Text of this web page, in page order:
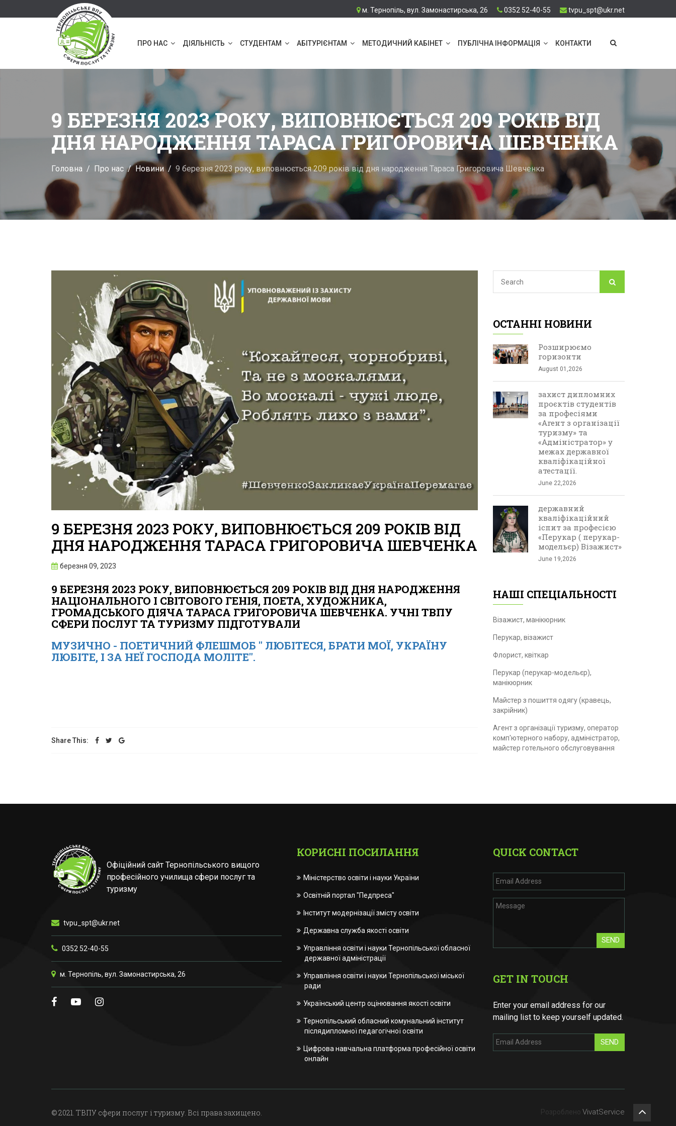
м. Тернопіль, вул. Замонастирська, 26 0352 52-40-55 tvpu_spt@ukr.net
ПРО НАС ДІЯЛЬНІСТЬ СТУДЕНТАМ АБІТУРІЄНТАМ МЕТОДИЧНИЙ КАБІНЕТ ПУБЛІЧНА ІНФОРМАЦІЯ КОНТАКТИ
9 БЕРЕЗНЯ 2023 РОКУ, ВИПОВНЮЄТЬСЯ 209 РОКІВ ВІД
ДНЯ НАРОДЖЕННЯ ТАРАСА ГРИГОРОВИЧА ШЕВЧЕНКА
Головна Про нас Новини 9 березня 2023 року, виповнюється 209 років від дня народження Тараса Григоровича Шевченка
9 БЕРЕЗНЯ 2023 РОКУ, ВИПОВНЮЄТЬСЯ 209 РОКІВ ВІД
ДНЯ НАРОДЖЕННЯ ТАРАСА ГРИГОРОВИЧА ШЕВЧЕНКА
березня 09, 2023
9 БЕРЕЗНЯ 2023 РОКУ, ВИПОВНЮЄТЬСЯ 209 РОКІВ ВІД ДНЯ НАРОДЖЕННЯ
НАЦІОНАЛЬНОГО І СВІТОВОГО ГЕНІЯ, ПОЕТА, ХУДОЖНИКА,
ГРОМАДСЬКОГО ДІЯЧА ТАРАСА ГРИГОРОВИЧА ШЕВЧЕНКА. УЧНІ ТВПУ
СФЕРИ ПОСЛУГ ТА ТУРИЗМУ ПІДГОТУВАЛИ
МУЗИЧНО - ПОЕТИЧНИЙ ФЛЕШМОБ " ЛЮБІТЕСЯ, БРАТИ МОЇ, УКРАЇНУ
ЛЮБІТЕ, І ЗА НЕЇ ГОСПОДА МОЛІТЕ".
Share This:
ОСТАННІ НОВИНИ
Розширюємо
горизонти
August 01,2026
захист дипломних
проєктів студентів
за професіями
«Агент з організації
туризму» та
«Адміністратор» у
межах державної
кваліфікаційної
атестації.
June 22,2026
державний
кваліфікаційний
іспит за професією
«Перукар ( перукар-
модельєр) Візажист»
June 19,2026
НАШІ СПЕЦІАЛЬНОСТІ
Візажист, манікюрник
Перукар, візажист
Флорист, квіткар
Перукар (перукар-модельєр),
манікюрник
Майстер з пошиття одягу (кравець,
закрійник)
Агент з організації туризму, оператор
комп'ютерного набору, адміністратор,
майстер готельного обслуговування
Офіційний сайт Тернопільського вищого
професійного училища сфери послуг та
туризму
tvpu_spt@ukr.net
0352 52-40-55
м. Тернопіль, вул. Замонастирська, 26
КОРИСНІ ПОСИЛАННЯ
Міністерство освіти і науки України
Освітній портал "Педпреса"
Інститут модернізації змісту освіти
Державна служба якості освіти
Управління освіти і науки Тернопільської обласної
державної адміністрації
Управління освіти і науки Тернопільської міської
ради
Український центр оцінювання якості освіти
Тернопільський обласний комунальний інститут
післядипломної педагогічної освіти
Цифрова навчальна платформа професійної освіти
онлайн
QUICK CONTACT
SEND
GET IN TOUCH
Enter your email address for our
mailing list to keep yourself updated.
SEND
© 2021. ТВПУ сфери послуг і туризму. Всі права захищено. Розроблено VivatService